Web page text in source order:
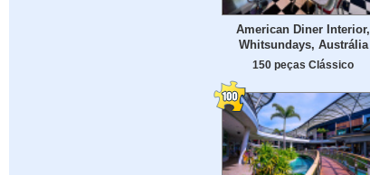
American Diner Interior,
Whitsundays, Austrália
150 peças Clássico